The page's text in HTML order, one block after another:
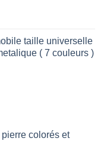
taille universelle
( 7 couleurs )
colorés et